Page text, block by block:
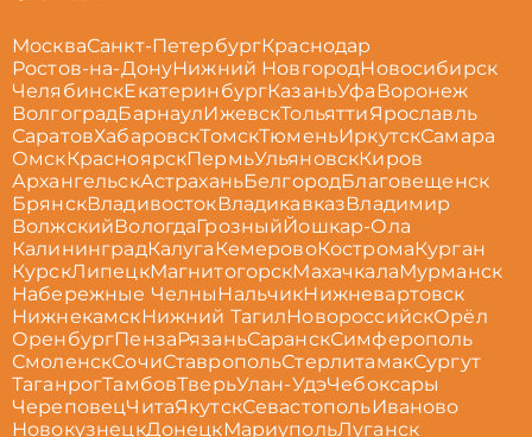
МоскваСанкт-ПетербургКраснодар
Ростов-на-ДонуНижний НовгородНовосибирск
ЧелябинскЕкатеринбургКазаньУфа Воронеж
ВолгоградБарнаулИжевскТольяттиЯрославль
СаратовХабаровскТомскТюменьИркутскСамара
ОмскКрасноярскПермьУльяновскКиров
АрхангельскАстраханьБелгородБлаговещенск
БрянскВладивостокВладикавказВладимир
ВолжскийВологдаГрозныйЙошкар-Ола
КалининградКалуга КемеровоКостромаКурган
КурскЛипецкМагнитогорскМахачкалаМурманск
Набережные Челны НальчикНижневартовск
НижнекамскНижний ТагилНовороссийскОрёл
ОренбургПензаРязаньСаранскСимферополь
СмоленскСочиСтавропольСтерлитамакСургут
ТаганрогТамбовТверьУлан-УдэЧебоксары
ЧереповецЧитаЯкутскСевастопольИваново
НовокузнецкДонецкМариупольЛуганск